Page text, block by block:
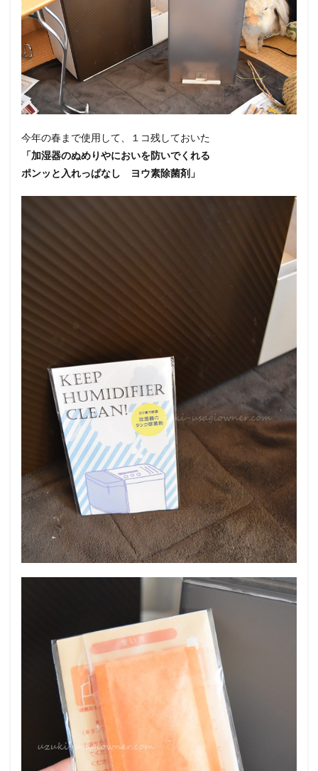
今年の春まで使用して、１コ残しておいた
「加湿器のぬめりやにおいを防いでくれる
ポンッと入れっぱなし ヨウ素除菌剤」